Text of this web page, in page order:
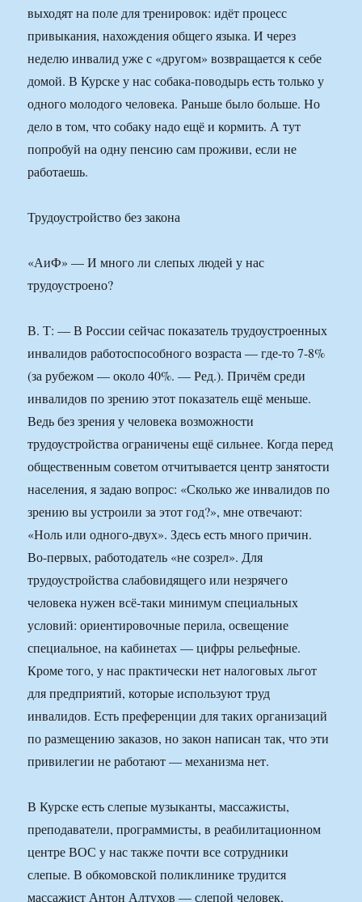
выходят на поле для тренировок: идёт процесс
привыкания, нахождения общего языка. И через
неделю инвалид уже с «другом» возвращается к себе
домой. В Курске у нас собака-поводырь есть только у
одного молодого человека. Раньше было больше. Но
дело в том, что собаку надо ещё и кормить. А тут
попробуй на одну пенсию сам проживи, если не
работаешь.
Трудоустройство без закона
«АиФ» — И много ли слепых людей у нас
трудоустроено?
В. Т: — В России сейчас показатель трудоустроенных
инвалидов работоспособного возраста — где-то 7-8%
(за рубежом — около 40%. — Ред.). Причём среди
инвалидов по зрению этот показатель ещё меньше.
Ведь без зрения у человека возможности
трудоустройства ограничены ещё сильнее. Когда перед
общественным советом отчитывается центр занятости
населения, я задаю вопрос: «Сколько же инвалидов по
зрению вы устроили за этот год?», мне отвечают:
«Ноль или одного-двух». Здесь есть много причин.
Во-первых, работодатель «не созрел». Для
трудоустройства слабовидящего или незрячего
человека нужен всё-таки минимум специальных
условий: ориентировочные перила, освещение
специальное, на кабинетах — цифры рельефные.
Кроме того, у нас практически нет налоговых льгот
для предприятий, которые используют труд
инвалидов. Есть преференции для таких организаций
по размещению заказов, но закон написан так, что эти
привилегии не работают — механизма нет.
В Курске есть слепые музыканты, массажисты,
преподаватели, программисты, в реабилитационном
центре ВОС у нас также почти все сотрудники
слепые. В обкомовской поликлинике трудится
массажист Антон Алтухов — слепой человек,